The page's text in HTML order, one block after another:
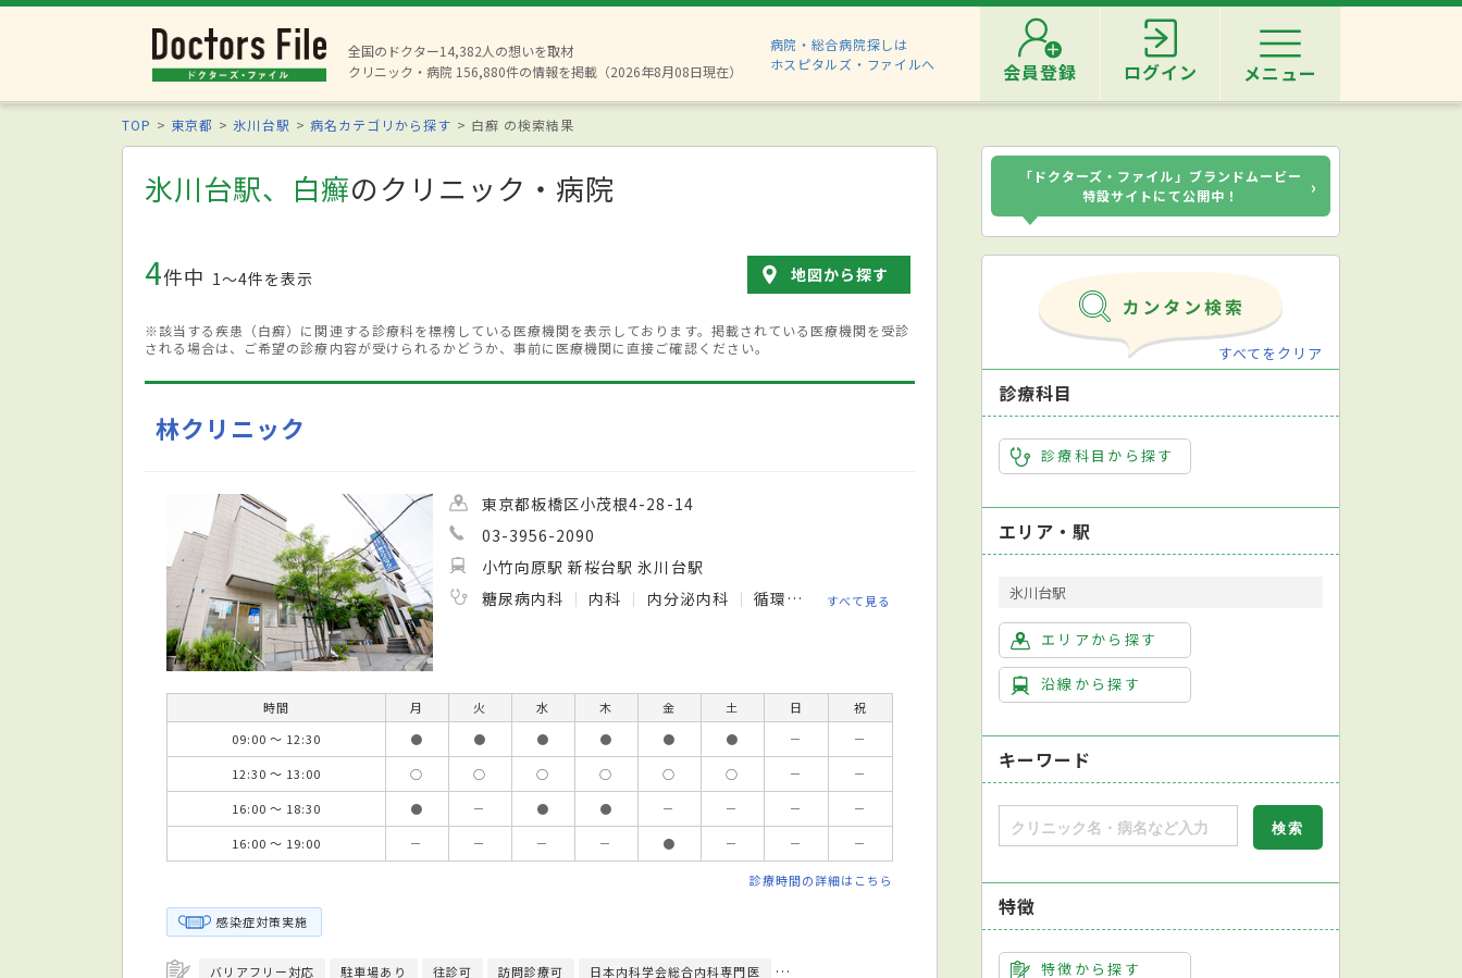
全国のドクター14,382人の想いを取材
クリニック・病院 156,880件の情報を掲載（2026年8月08日現在）
病院・総合病院探しは
ホスピタルズ・ファイルへ
会員登録 ログイン メニュー
TOP 東京都 氷川台駅 病名カテゴリから探す 白癬 の検索結果
氷川台駅、白癬のクリニック・病院
4件中 1〜4件を表示 地図から探す
※該当する疾患（白癬）に関連する診療科を標榜している医療機関を表示しております。掲載されている医療機関を受診
される場合は、ご希望の診療内容が受けられるかどうか、事前に医療機関に直接ご確認ください。
林クリニック
東京都板橋区小茂根4-28-14
03-3956-2090
小竹向原駅 新桜台駅 氷川台駅
糖尿病内科
内科 内分泌内科 循環器内科 消化器内科 小児科 皮膚科
すべて見る
時間 月 火 水 木 金 土 日
祝
09:00 ～ 12:30
● ● ● ● ● ● －
－
12:30 ～ 13:00
○ ○ ○ ○ ○ ○ －
－
16:00 ～ 18:30
● － ● ● － － －
－
16:00 ～ 19:00
－ － － － ● － － －
診療時間の詳細はこちら
感染症対策実施
バリアフリー対応 駐車場あり 往診可 訪問診療可 日本内科学会総合内科専門医 日本内分泌学会内分泌代謝科専門医 日本糖尿病学会糖尿病専門医
「ドクターズ・ファイル」ブランドムービー
特設サイトにて公開中！
›
すべてをクリア
診療科目
診療科目から探す
エリア・駅
氷川台駅
エリアから探す
沿線から探す
キーワード
特徴
特徴から探す